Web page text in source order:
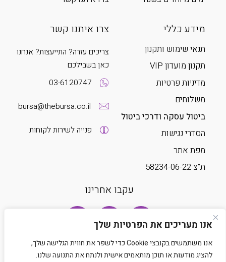
אנו מעריכים את הפרטיות שלך
אנו משתמשים בקובצי Cookie כדי לשפר את חווית הגלישה שלך,
להציג מודעות או תוכן מותאמים אישית ולנתח את התנועה שלנו.
מידע כללי
תנאי שימוש ותקנון
תקנון מועדון VIP
מדיניות פרטיות
משלוחים
ביטול עסקה ודרכי ביטול
הסדרי נגישות
מפת אתר
ת”צ 58234-06-22
צרו איתנו קשר
צריכים עזרה? התייעצות? אנחנו
כאן בשבילכם
03-6120747
bursa@thebursa.co.il
פנייה לשירות לקוחות
עקבו אחרינו